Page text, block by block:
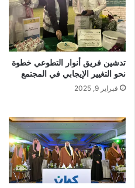
تدشين فريق أنوار التطوعي خطوة
نحو التغيير الإيجابي في المجتمع
فبراير 9, 2025